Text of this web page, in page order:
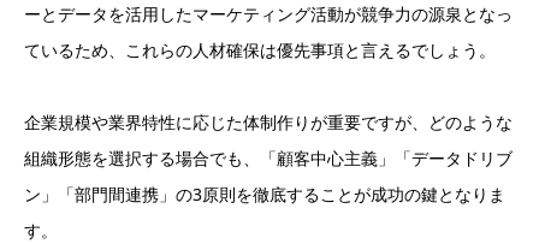
ーとデータを活用したマーケティング活動が競争力の源泉となっ
ているため、これらの人材確保は優先事項と言えるでしょう。
企業規模や業界特性に応じた体制作りが重要ですが、どのような
組織形態を選択する場合でも、「顧客中心主義」「データドリブ
ン」「部門間連携」の3原則を徹底することが成功の鍵となりま
す。